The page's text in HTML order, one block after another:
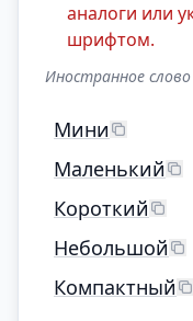
аналоги или
шрифтом.
Иностранное слово
Мини
Маленький
Короткий
Небольшой
Компактный